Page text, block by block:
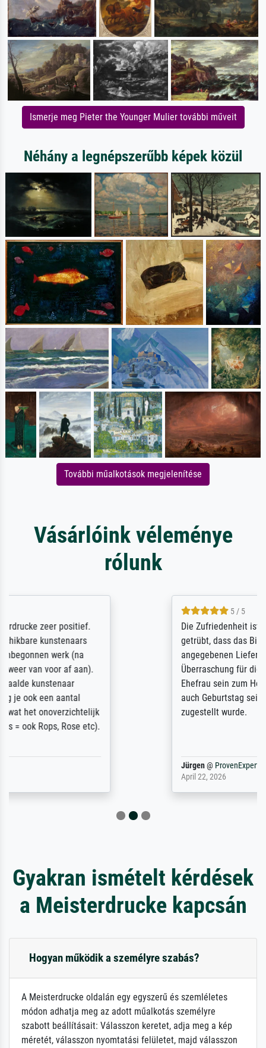
Ismerje meg Pieter the Younger Mulier további műveit
Néhány a legnépszerűbb képek közül
További műalkotások megjelenítése
Vásárlóink véleménye
rólunk
Die Zufriedenheit ist auch nicht dadurch
getrübt, dass das Bild entgegen einer
angegebenen Lieferanschrift (sollte eine
Überraschung für die normannische
Ehefrau sein zum Hochzeits- gleichzeitig
auch Geburtstag sein) doch nach zu Hause
zugestellt wurde.
Gyakran ismételt kérdések
a Meisterdrucke kapcsán
Hogyan működik a személyre szabás?
A Meisterdrucke oldalán egy egyszerű és szemléletes
módon adhatja meg az adott műalkotás személyre
szabott beállításait: Válasszon keretet, adja meg a kép
méretét, válasszon nyomtatási felületet, majd válasszon